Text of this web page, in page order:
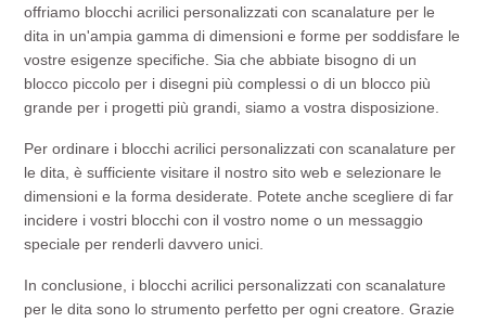
offriamo blocchi acrilici personalizzati con scanalature per le
dita in un'ampia gamma di dimensioni e forme per soddisfare le
vostre esigenze specifiche. Sia che abbiate bisogno di un
blocco piccolo per i disegni più complessi o di un blocco più
grande per i progetti più grandi, siamo a vostra disposizione.
Per ordinare i blocchi acrilici personalizzati con scanalature per
le dita, è sufficiente visitare il nostro sito web e selezionare le
dimensioni e la forma desiderate. Potete anche scegliere di far
incidere i vostri blocchi con il vostro nome o un messaggio
speciale per renderli davvero unici.
In conclusione, i blocchi acrilici personalizzati con scanalature
per le dita sono lo strumento perfetto per ogni creatore. Grazie